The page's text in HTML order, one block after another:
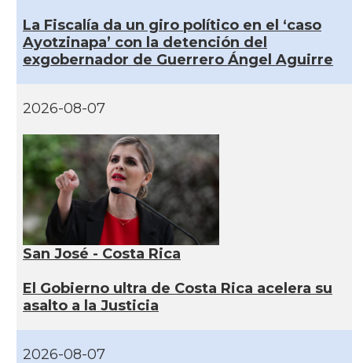
La Fiscalía da un giro político en el ‘caso
Ayotzinapa’ con la detención del
exgobernador de Guerrero Ángel Aguirre
2026-08-07
San José - Costa Rica
El Gobierno ultra de Costa Rica acelera su
asalto a la Justicia
2026-08-07